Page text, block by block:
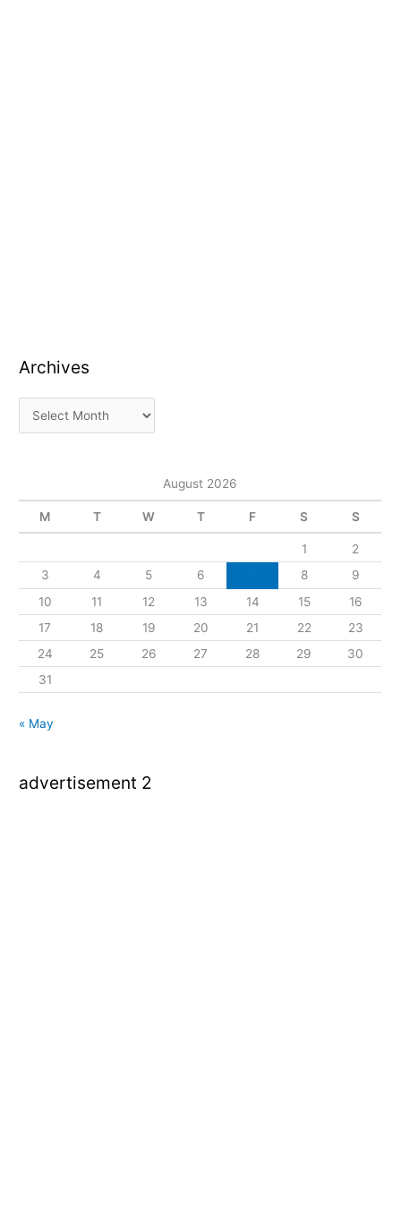
Archives
August 2026
M T W T F S S
1
2
3
4 5 6 8
9
10
11 12 13 14 15
16
17
18 19 20 21 22
23
24
25 26 27 28 29
30
31
« May
advertisement 2